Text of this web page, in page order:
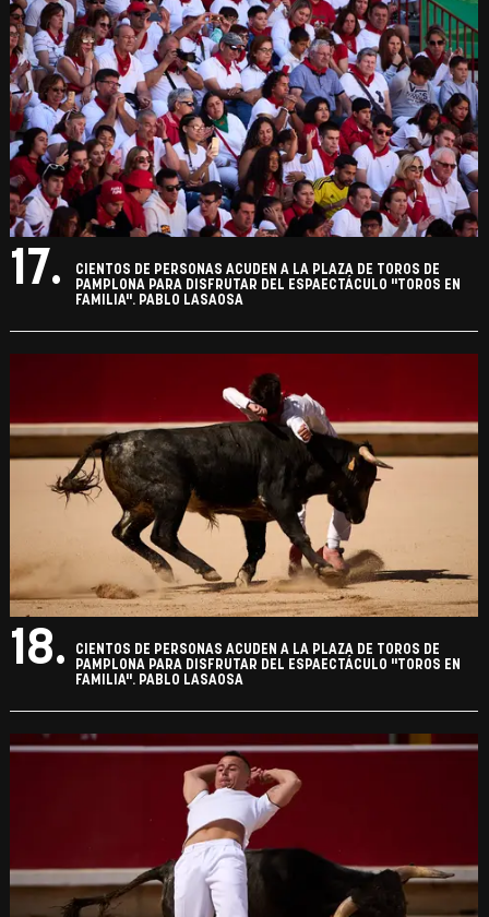
17.
CIENTOS DE PERSONAS ACUDEN A LA PLAZA DE TOROS DE
PAMPLONA PARA DISFRUTAR DEL ESPAECTÁCULO "TOROS EN
FAMILIA". PABLO LASAOSA
18.
CIENTOS DE PERSONAS ACUDEN A LA PLAZA DE TOROS DE
PAMPLONA PARA DISFRUTAR DEL ESPAECTÁCULO "TOROS EN
FAMILIA". PABLO LASAOSA